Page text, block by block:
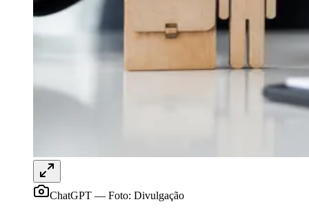
ChatGPT — Foto: Divulgação